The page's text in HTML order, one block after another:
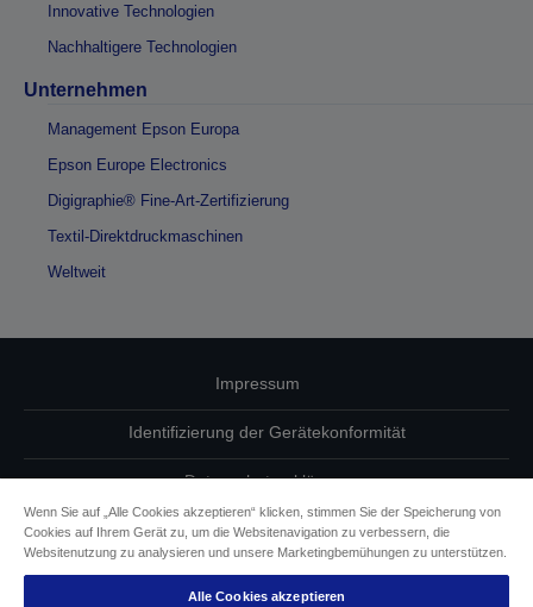
Innovative Technologien
Nachhaltigere Technologien
Unternehmen
Management Epson Europa
Epson Europe Electronics
Digigraphie® Fine-Art-Zertifizierung
Textil-Direktdruckmaschinen
Weltweit
Impressum
Identifizierung der Gerätekonformität
Datenschutzerklärung
Vertrag widerrufen
Einhaltung der EU-Datenverordnung
Wenn Sie auf „Alle Cookies akzeptieren“ klicken, stimmen Sie der Speicherung von
Cookies auf Ihrem Gerät zu, um die Websitenavigation zu verbessern, die
Websitenutzung zu analysieren und unsere Marketingbemühungen zu unterstützen.
Alle Cookies akzeptieren